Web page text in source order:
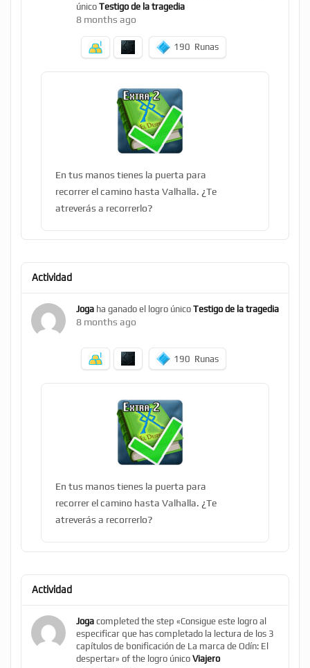
único Testigo de la tragedia
8 months ago
190 Runas
En tus manos tienes la puerta para
recorrer el camino hasta Valhalla. ¿Te
atreverás a recorrerlo?
Actividad
Joga ha ganado el logro único Testigo de la tragedia
8 months ago
190 Runas
En tus manos tienes la puerta para
recorrer el camino hasta Valhalla. ¿Te
atreverás a recorrerlo?
Actividad
Joga completed the step «Consigue este logro al
especificar que has completado la lectura de los 3
capítulos de bonificación de La marca de Odín: El
despertar» of the logro único Viajero